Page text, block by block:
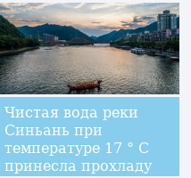
Чистая вода реки
Синьань при
температуре 17 ° C
принесла прохладу